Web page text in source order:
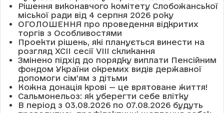
Рішення виконавчого комітету Слобожанської
міської ради від 4 серпня 2026 року
ОГОЛОШЕННЯ про проведення відкритих
торгів з Особливостями
Проекти рішень, які планується винести на
розгляд XCII сесії VІІІ скликання
Змінено підхід до порядку виплати Пенсійним
фондом України окремих видів державної
допомоги сім'ям з дітьми
Кожна донація крові — це врятоване життя!
Сальмонельоз: як уберегти себе влітку
В період з 03.08.2026 по 07.08.2026 будуть